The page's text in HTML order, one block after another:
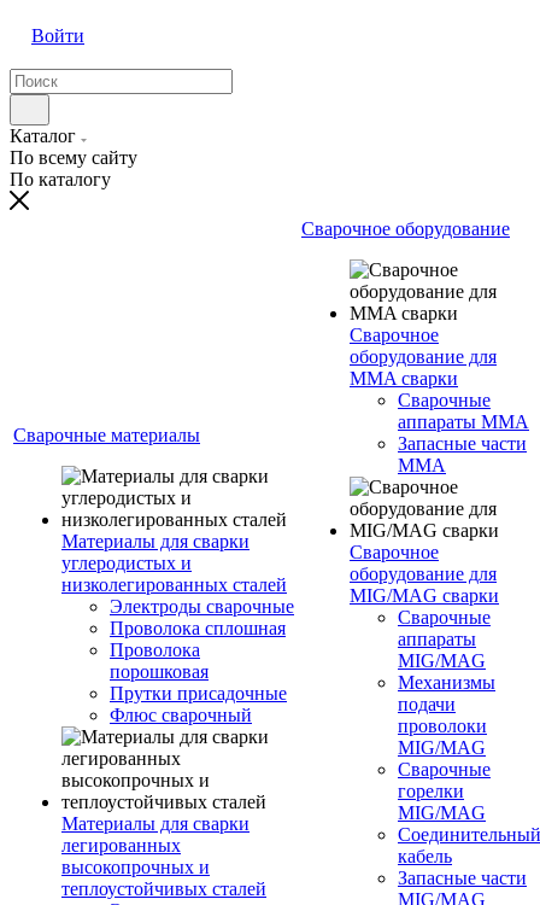
Войти
Каталог
По всему сайту
По каталогу
Сварочные материалы
Материалы для сварки
углеродистых и
низколегированных сталей
Электроды сварочные
Проволока сплошная
Проволока
порошковая
Прутки присадочные
Флюс сварочный
Материалы для сварки
легированных
высокопрочных и
теплоустойчивых сталей
Сварочное оборудование
Сварочное
оборудование для
MMA сварки
Сварочные
аппараты MMA
Запасные части
MMA
Сварочное
оборудование для
MIG/MAG сварки
Сварочные
аппараты
MIG/MAG
Механизмы
подачи
проволоки
MIG/MAG
Сварочные
горелки
MIG/MAG
Соединительный
кабель
Запасные части
MIG/MAG